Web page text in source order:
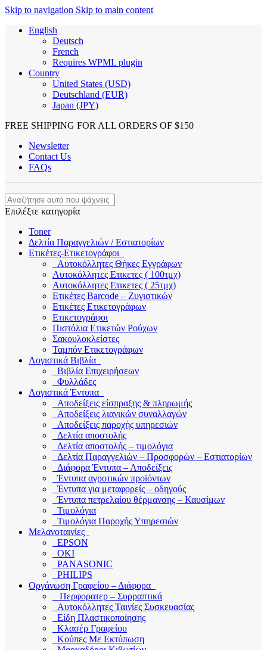
Skip to navigation Skip to main content
English
Deutsch
French
Requires WPML plugin
Country
United States (USD)
Deutschland (EUR)
Japan (JPY)
FREE SHIPPING FOR ALL ORDERS OF $150
Newsletter
Contact Us
FAQs
Επιλέξτε κατηγορία
Toner
Δελτία Παραγγελιών / Εστιατορίων
Ετικέτες-Ετικετογράφοι
Αυτοκόλλητες Θήκες Εγγράφων
Αυτοκόλλητες Ετικετες ( 100τμχ)
Αυτοκόλλητες Ετικετες ( 25τμχ)
Ετικέτες Barcode – Ζυγιστικών
Ετικέτες Ετικετογράφων
Ετικετογράφοι
Πιστόλια Ετικετών Ρούχων
Σακουλοκλείστες
Ταμπόν Ετικετογράφων
Λογιστικά Βιβλία
Βιβλία Επιχειρήσεων
Φυλλάδες
Λογιστικά Έντυπα
Αποδείξεις είσπραξης & πληρωμής
Αποδείξεις λιανικών συναλλαγών
Αποδείξεις παροχής υπηρεσιών
Δελτία αποστολής
Δελτία αποστολής – τιμολόγια
Δελτία Παραγγελιών – Προσφορών – Εστιατορίων
Διάφορα Έντυπα – Αποδείξεις
Έντυπα αγροτικών προϊόντων
Έντυπα για μεταφορείς – οδηγούς
Έντυπα πετρελαίου θέρμανσης – Καυσίμων
Τιμολόγια
Τιμολόγια Παροχής Υπηρεσιών
Μελανοταινίες
EPSON
OKI
PANASONIC
PHILIPS
Οργάνωση Γραφείου – Διάφορα
Περφορατερ – Συρραπτικά
Αυτοκόλλητες Ταινίες Συσκευασίας
Είδη Πλαστικοποίησης
Κλασέρ Γραφείου
Κούπες Με Εκτύπωση